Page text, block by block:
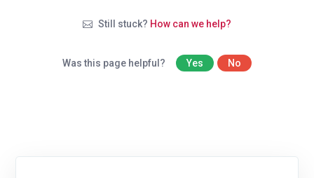
Still stuck? How can we help?
Was this page helpful? Yes No